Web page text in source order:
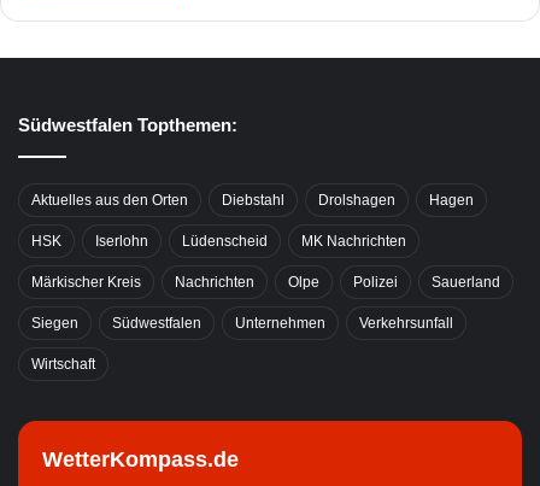
Südwestfalen Topthemen:
Aktuelles aus den Orten Diebstahl Drolshagen Hagen
HSK Iserlohn Lüdenscheid MK Nachrichten
Märkischer Kreis Nachrichten Olpe Polizei Sauerland
Siegen Südwestfalen Unternehmen Verkehrsunfall
Wirtschaft
WetterKompass.de